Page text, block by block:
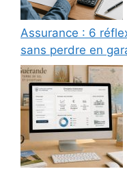
Assurance : 6
sans perdre en